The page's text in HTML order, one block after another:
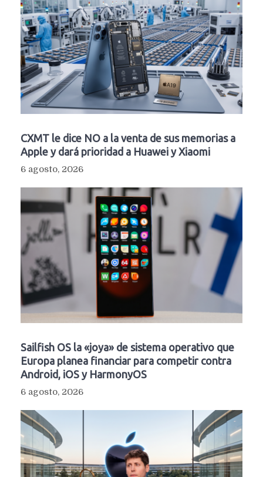
CXMT le dice NO a la venta de sus memorias a
Apple y dará prioridad a Huawei y Xiaomi
6 agosto, 2026
Sailfish OS la «joya» de sistema operativo que
Europa planea financiar para competir contra
Android, iOS y HarmonyOS
6 agosto, 2026